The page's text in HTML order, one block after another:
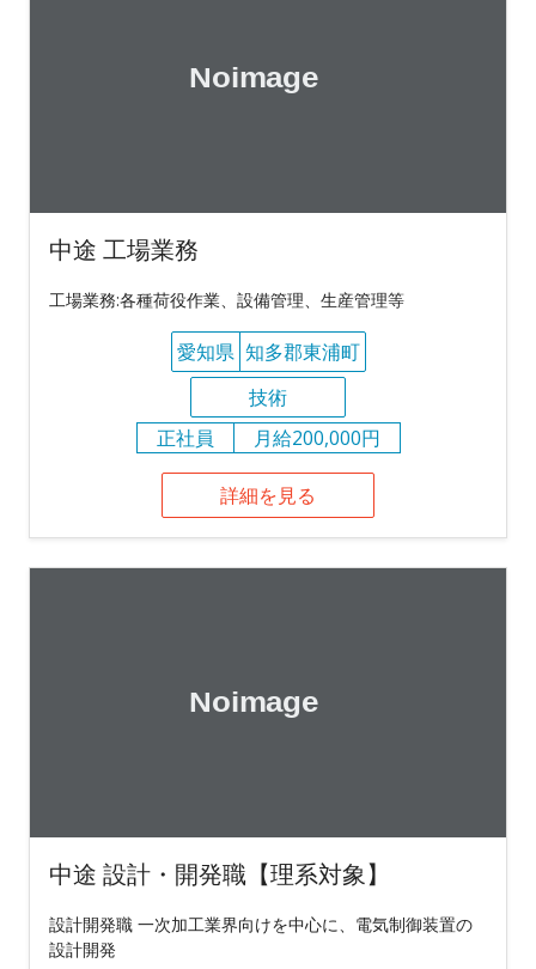
中途 工場業務
工場業務:各種荷役作業、設備管理、生産管理等
愛知県 知多郡東浦町
技術
正社員
月給200,000円
詳細を見る
中途 設計・開発職【理系対象】
設計開発職 一次加工業界向けを中心に、電気制御装置の
設計開発